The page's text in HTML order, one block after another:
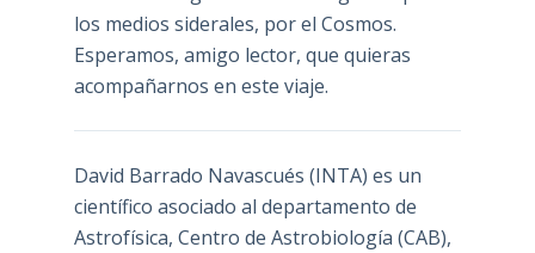
los medios siderales, por el Cosmos.
Esperamos, amigo lector, que quieras
acompañarnos en este viaje.
David Barrado Navascués (INTA) es un
científico asociado al departamento de
Astrofísica, Centro de Astrobiología (CAB),